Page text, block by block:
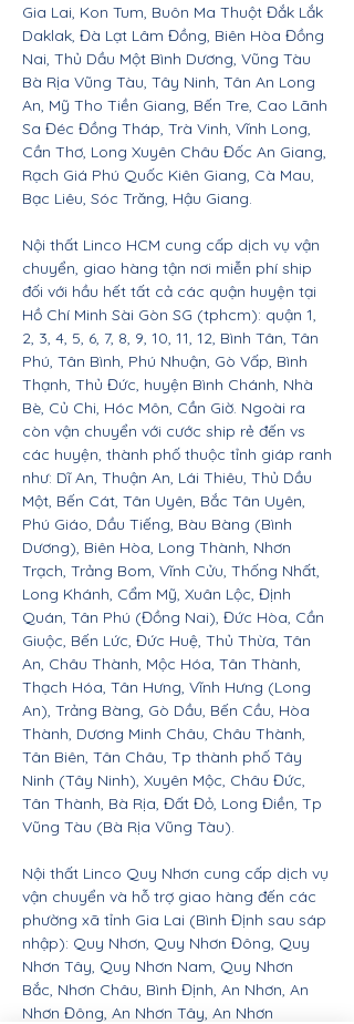
Gia Lai, Kon Tum, Buôn Ma Thuột Đắk Lắk
Daklak, Đà Lạt Lâm Đồng, Biên Hòa Đồng
Nai, Thủ Dầu Một Bình Dương, Vũng Tàu
Bà Rịa Vũng Tàu, Tây Ninh, Tân An Long
An, Mỹ Tho Tiền Giang, Bến Tre, Cao Lãnh
Sa Đéc Đồng Tháp, Trà Vinh, Vĩnh Long,
Cần Thơ, Long Xuyên Châu Đốc An Giang,
Rạch Giá Phú Quốc Kiên Giang, Cà Mau,
Bạc Liêu, Sóc Trăng, Hậu Giang.
Nội thất Linco HCM cung cấp dịch vụ vận
chuyển, giao hàng tận nơi miễn phí ship
đối với hầu hết tất cả các quận huyện tại
Hồ Chí Minh Sài Gòn SG (tphcm): quận 1,
2, 3, 4, 5, 6, 7, 8, 9, 10, 11, 12, Bình Tân, Tân
Phú, Tân Bình, Phú Nhuận, Gò Vấp, Bình
Thạnh, Thủ Đức, huyện Bình Chánh, Nhà
Bè, Củ Chi, Hóc Môn, Cần Giờ. Ngoài ra
còn vận chuyển với cước ship rẻ đến vs
các huyện, thành phố thuộc tỉnh giáp ranh
như: Dĩ An, Thuận An, Lái Thiêu, Thủ Dầu
Một, Bến Cát, Tân Uyên, Bắc Tân Uyên,
Phú Giáo, Dầu Tiếng, Bàu Bàng (Bình
Dương), Biên Hòa, Long Thành, Nhơn
Trạch, Trảng Bom, Vĩnh Cửu, Thống Nhất,
Long Khánh, Cẩm Mỹ, Xuân Lộc, Định
Quán, Tân Phú (Đồng Nai), Đức Hòa, Cần
Giuộc, Bến Lức, Đức Huệ, Thủ Thừa, Tân
An, Châu Thành, Mộc Hóa, Tân Thành,
Thạch Hóa, Tân Hưng, Vĩnh Hưng (Long
An), Trảng Bàng, Gò Dầu, Bến Cầu, Hòa
Thành, Dương Minh Châu, Châu Thành,
Tân Biên, Tân Châu, Tp thành phố Tây
Ninh (Tây Ninh), Xuyên Mộc, Châu Đức,
Tân Thành, Bà Rịa, Đất Đỏ, Long Điền, Tp
Vũng Tàu (Bà Rịa Vũng Tàu).
Nội thất Linco Quy Nhơn cung cấp dịch vụ
vận chuyển và hỗ trợ giao hàng đến các
phường xã tỉnh Gia Lai (Bình Định sau sáp
nhập): Quy Nhơn, Quy Nhơn Đông, Quy
Nhơn Tây, Quy Nhơn Nam, Quy Nhơn
Bắc, Nhơn Châu, Bình Định, An Nhơn, An
Nhơn Đông, An Nhơn Tây, An Nhơn